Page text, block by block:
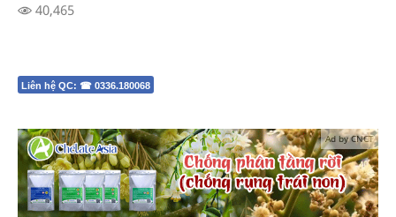
40,465
Liên hệ QC: ☎ 0336.180068
Ad by CNCT